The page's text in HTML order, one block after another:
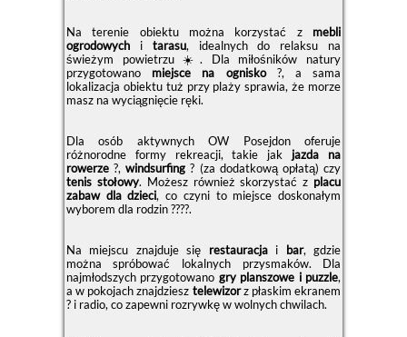
Na terenie obiektu można korzystać z mebli
ogrodowychi tarasu, idealnych do relaksu na
świeżym powietrzu ☀️. Dla miłośników natury
przygotowano miejsce na ognisko?, a sama
lokalizacja obiektu tuż przy plaży sprawia, że morze
masz na wyciągnięcie ręki.
Dla osób aktywnych OW Posejdon oferuje
różnorodne formy rekreacji, takie jakjazda na
rowerze?,windsurfing ? (za dodatkową opłatą) czy
tenis stołowy. Możesz również skorzystać z placu
zabaw dla dzieci, co czyni to miejsce doskonałym
wyborem dla rodzin ?‍?‍?‍?.
Na miejscu znajduje się restauracjai bar, gdzie
można spróbować lokalnych przysmaków. Dla
najmłodszych przygotowano gry planszowe i puzzle,
a w pokojach znajdziesz telewizorz płaskim ekranem
? i radio, co zapewni rozrywkę w wolnych chwilach.